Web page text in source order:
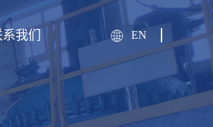
我们 EN